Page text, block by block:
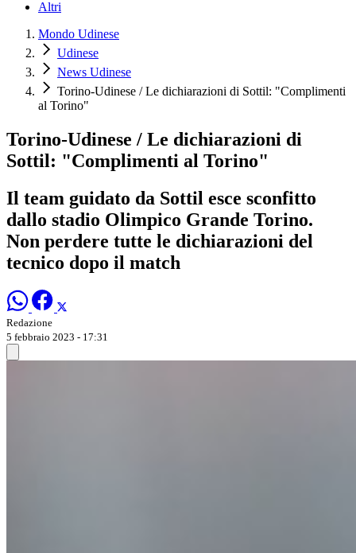
Altri
Mondo Udinese
Udinese
News Udinese
Torino-Udinese / Le dichiarazioni di Sottil: "Complimenti
al Torino"
Torino-Udinese / Le dichiarazioni di
Sottil: "Complimenti al Torino"
Il team guidato da Sottil esce sconfitto
dallo stadio Olimpico Grande Torino.
Non perdere tutte le dichiarazioni del
tecnico dopo il match
Redazione
5 febbraio 2023 - 17:31